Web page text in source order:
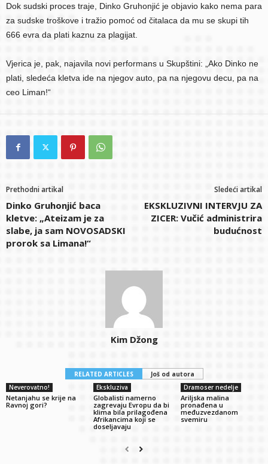
Dok sudski proces traje, Dinko Gruhonjić je objavio kako nema para
za sudske troškove i tražio pomoć od čitalaca da mu se skupi tih
666 evra da plati kaznu za plagijat.
Vjerica je, pak, najavila novi performans u Skupštini: „Ako Dinko ne
plati, sledeća kletva ide na njegov auto, pa na njegovu decu, pa na
ceo Liman!“
Prethodni artikal
Dinko Gruhonjić baca
kletve: „Ateizam je za
slabe, ja sam NOVOSADSKI
prorok sa Limana!“
Sledeći artikal
EKSKLUZIVNI INTERVJU ZA
ZICER: Vučić administrira
budućnost
Kim Džong
RELATED ARTICLES
Još od autora
Neverovatno!
Netanjahu se krije na
Ravnoj gori?
Ekskluziva
Globalisti namerno
zagrevaju Evropu da bi
klima bila prilagođena
Afrikancima koji se
doseljavaju
Dramoser nedelje
Ariljska malina
pronađena u
međuzvezdanom
svemiru